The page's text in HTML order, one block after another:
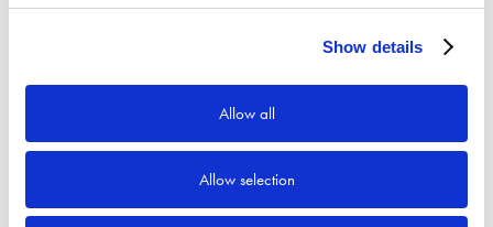
Show details
Allow all
Allow selection